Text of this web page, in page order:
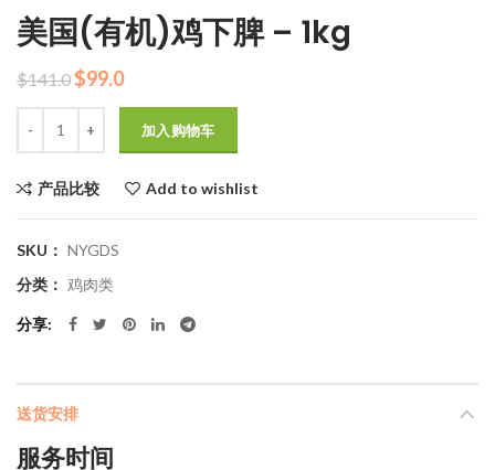
美国(有机)鸡下脾 – 1kg
$141.0 原
为：
$141.0。
$99.0当
价
格
$99.0。
加入购物车
产品比较 Add to wishlist
SKU： NYGDS
分类： 鸡肉类
分享
送货安排
服务时间